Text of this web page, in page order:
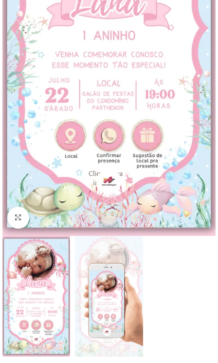
Clique para ampliar